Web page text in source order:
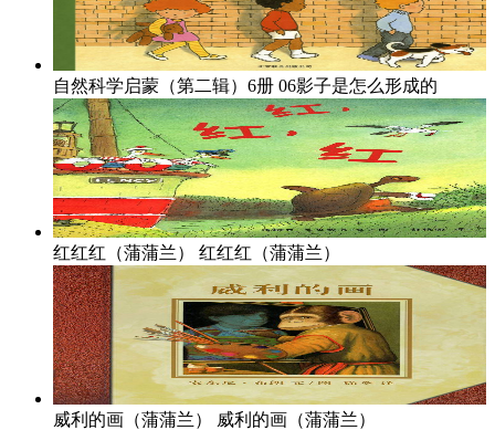
自然科学启蒙（第二辑）6册 06影子是怎么形成的
红红红（蒲蒲兰） 红红红（蒲蒲兰）
威利的画（蒲蒲兰） 威利的画（蒲蒲兰）